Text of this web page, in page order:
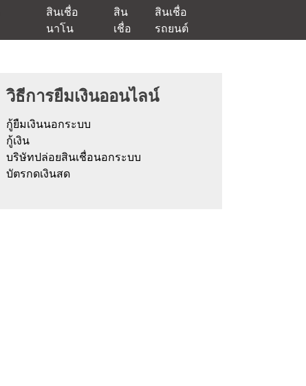
สินเชื่อ
นาโน
สิน
เชื่อ
สินเชื่อ
รถยนต์
วิธีการยืมเงินออนไลน์
กู้ยืมเงินนอกระบบ
กู้เงิน
บริษัทปล่อยสินเชื่อนอกระบบ
บัตรกดเงินสด